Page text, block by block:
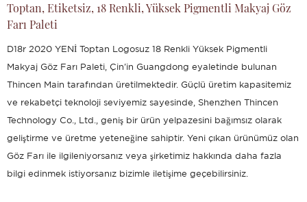
Toptan, Etiketsiz, 18 Renkli, Yüksek Pigmentli Makyaj Göz
Farı Paleti
D18r 2020 YENİ Toptan Logosuz 18 Renkli Yüksek Pigmentli
Makyaj Göz Farı Paleti, Çin'in Guangdong eyaletinde bulunan
Thincen Main tarafından üretilmektedir. Güçlü üretim kapasitemiz
ve rekabetçi teknoloji seviyemiz sayesinde, Shenzhen Thincen
Technology Co., Ltd., geniş bir ürün yelpazesini bağımsız olarak
geliştirme ve üretme yeteneğine sahiptir. Yeni çıkan ürünümüz olan
Göz Farı ile ilgileniyorsanız veya şirketimiz hakkında daha fazla
bilgi edinmek istiyorsanız bizimle iletişime geçebilirsiniz.